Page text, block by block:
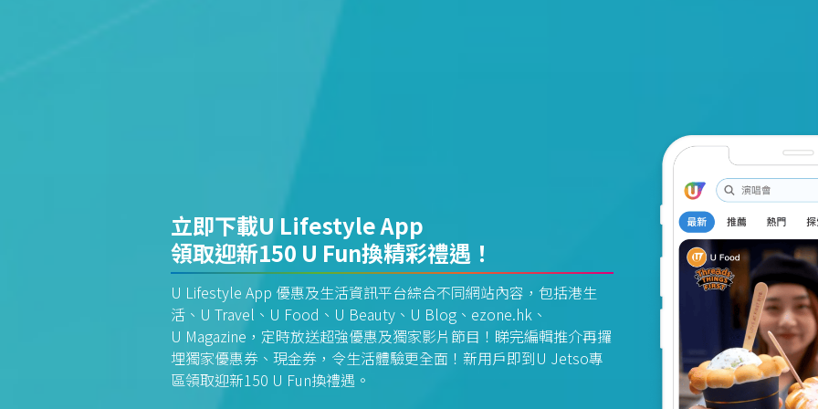
立即下載U Lifestyle App
領取迎新150 U Fun換精彩禮遇！
U Lifestyle App 優惠及生活資訊平台綜合不同網站內容，包括港生
活、U Travel、U Food、U Beauty、U Blog、ezone.hk、
U Magazine，定時放送超強優惠及獨家影片節目！睇完編輯推介再攞
埋獨家優惠券、現金券，令生活體驗更全面！新用戶即到U Jetso專
區領取迎新150 U Fun換禮遇。